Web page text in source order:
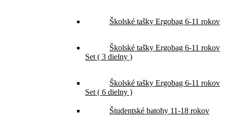
Školské tašky Ergobag 6-11 rokov
Školské tašky Ergobag 6-11 rokov
Set ( 3 dielny )
Školské tašky Ergobag 6-11 rokov
Set ( 6 dielny )
Študentské batohy 11-18 rokov